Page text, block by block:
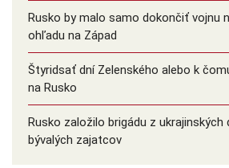
Rusko by malo samo dokončiť vojnu
ohľadu na Západ
Štyridsať dní Zelenského alebo k
na Rusko
Rusko založilo brigádu z
bývalých zajatcov